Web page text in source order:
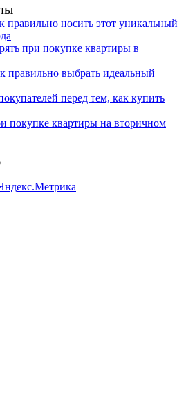
правильно носить этот уникальный
при покупке квартиры в
правильно выбрать идеальный
перед тем, как купить
покупке квартиры на вторичном